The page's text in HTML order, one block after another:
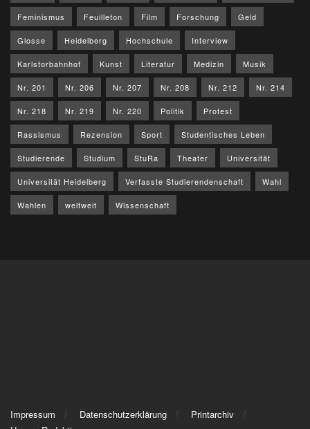
Feminismus Feuilleton Film Forschung Geld
Glosse Heidelberg Hochschule Interview
Karlstorbahnhof Kunst Literatur Medizin Musik
Nr. 201 Nr. 206 Nr. 207 Nr. 208 Nr. 212 Nr. 214
Nr. 218 Nr. 219 Nr. 220 Politik Protest
Rassismus Rezension Sport Studentisches Leben
Studierende Studium StuRa Theater Universität
Universität Heidelberg Verfasste Studierendenschaft Wahl
Wahlen weltweit Wissenschaft
Impressum Datenschutzerklärung
Printarchiv